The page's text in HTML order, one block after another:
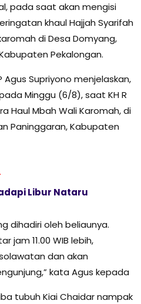
pada saat akan mengisi
khaul Hajjah Syarifah
di Desa Domyang,
Pekalongan.
Agus Supriyono menjelaskan,
Minggu (6/8), saat KH R
Haul Mbah Wali Karomah, di
Paninggaran, Kabupaten
Libur Nataru
dihadiri oleh beliaunya.
jam 11.00 WIB lebih,
dan akan
kata Agus kepada
tubuh Kiai Chaidar nampak